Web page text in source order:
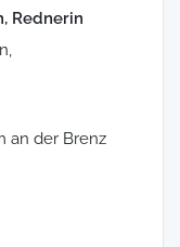
Rednerin
an der Brenz